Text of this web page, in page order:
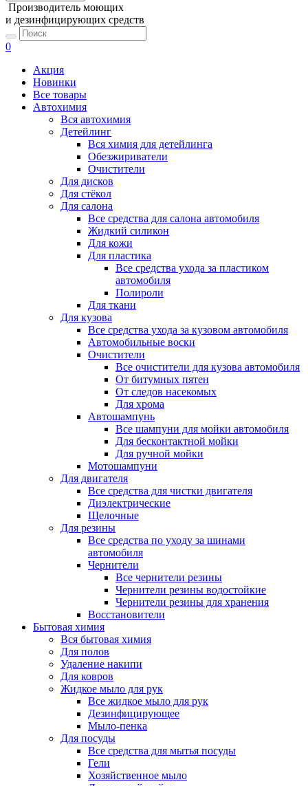
Производитель моющих
и дезинфицирующих средств
0
Акция
Новинки
Все товары
Автохимия
Вся автохимия
Детейлинг
Вся химия для детейлинга
Обезжириватели
Очистители
Для дисков
Для стёкол
Для салона
Все средства для салона автомобиля
Жидкий силикон
Для кожи
Для пластика
Все средства ухода за пластиком
автомобиля
Полироли
Для ткани
Для кузова
Все средства ухода за кузовом автомобиля
Автомобильные воски
Очистители
Все очистители для кузова автомобиля
От битумных пятен
От следов насекомых
Для хрома
Автошампунь
Все шампуни для мойки автомобиля
Для бесконтактной мойки
Для ручной мойки
Мотошампуни
Для двигателя
Все средства для чистки двигателя
Диэлектрические
Щелочные
Для резины
Все средства по уходу за шинами
автомобиля
Чернители
Все чернители резины
Чернители резины водостойкие
Чернители резины для хранения
Восстановители
Бытовая химия
Вся бытовая химия
Для полов
Удаление накипи
Для ковров
Жидкое мыло для рук
Все жидкое мыло для рук
Дезинфицирующее
Мыло-пенка
Для посуды
Все средства для мытья посуды
Гели
Хозяйственное мыло